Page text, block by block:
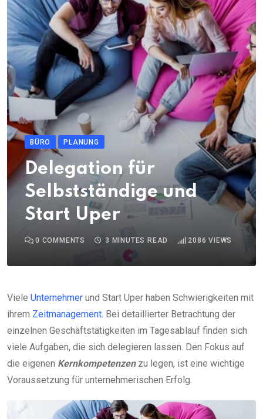
BÜRO PLANUNG
Delegation für
Selbstständige und
Start Uper
0 COMMENTS 3 MINUTES READ 2086 VIEWS
Viele Unternehmer und Start Uper haben Schwierigkeiten mit
ihrem Zeitmanagement. Bei detaillierter Betrachtung der
einzelnen Geschäftstätigkeiten im Tagesablauf finden sich
viele Aufgaben, die sich delegieren lassen. Den Fokus auf
die eigenen Kernkompetenzenzu legen, ist eine wichtige
Voraussetzung für unternehmerischen Erfolg.